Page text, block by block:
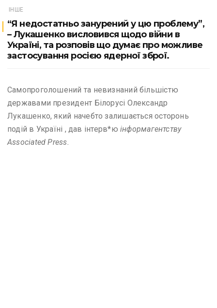
ІНШЕ
“Я недостатньо занурений у цю проблему”,
– Лукашенко висловився щодо війни в
Україні, та розповів що думає про можливе
застосування росією ядерної зброї.
Самопроголошений та невизнаний більшістю
державами президент Білорусі Олександр
Лукашенко, який начебто залишається осторонь
подій в Україні , дав інтерв*ю інформагентству
Associated Press.